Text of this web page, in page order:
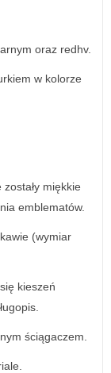
oraz redhv.
w kolorze
miękkie
emblematów.
(wymiar
kieszeń
ściągaczem.